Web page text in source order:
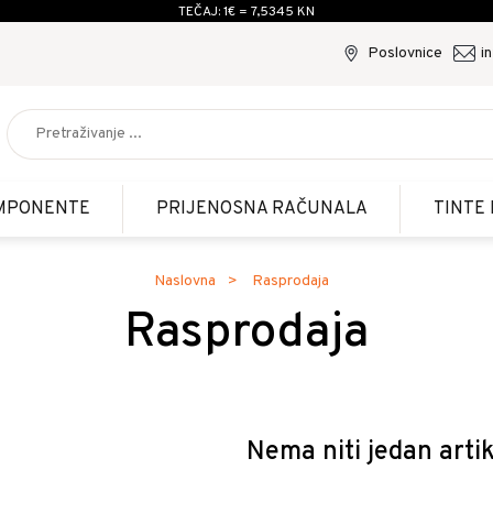
TEČAJ: 1€ = 7,5345 KN
Poslovnice
PRIJENOSNA RAČUNALA TINTE
Naslovna Rasprodaja
Rasprodaja
Nema niti jedan